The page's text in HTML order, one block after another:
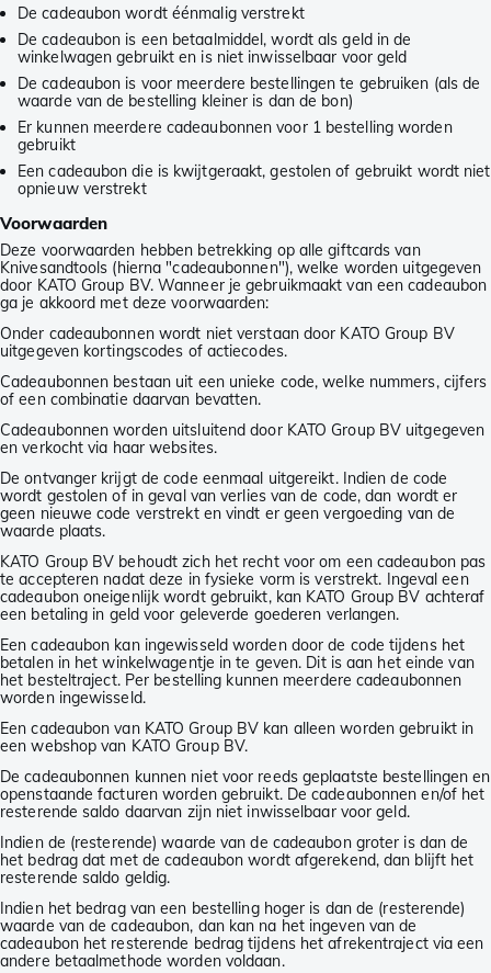
De cadeaubon wordt éénmalig verstrekt
De cadeaubon is een betaalmiddel, wordt als geld in de
winkelwagen gebruikt en is niet inwisselbaar voor geld
De cadeaubon is voor meerdere bestellingen te gebruiken (als de
waarde van de bestelling kleiner is dan de bon)
Er kunnen meerdere cadeaubonnen voor 1 bestelling worden
gebruikt
Een cadeaubon die is kwijtgeraakt, gestolen of gebruikt wordt niet
opnieuw verstrekt
Voorwaarden
Deze voorwaarden hebben betrekking op alle giftcards van
Knivesandtools (hierna "cadeaubonnen"), welke worden uitgegeven
door KATO Group BV. Wanneer je gebruikmaakt van een cadeaubon
ga je akkoord met deze voorwaarden:
Onder cadeaubonnen wordt niet verstaan door KATO Group BV
uitgegeven kortingscodes of actiecodes.
Cadeaubonnen bestaan uit een unieke code, welke nummers, cijfers
of een combinatie daarvan bevatten.
Cadeaubonnen worden uitsluitend door KATO Group BV uitgegeven
en verkocht via haar websites.
De ontvanger krijgt de code eenmaal uitgereikt. Indien de code
wordt gestolen of in geval van verlies van de code, dan wordt er
geen nieuwe code verstrekt en vindt er geen vergoeding van de
waarde plaats.
KATO Group BV behoudt zich het recht voor om een cadeaubon pas
te accepteren nadat deze in fysieke vorm is verstrekt. Ingeval een
cadeaubon oneigenlijk wordt gebruikt, kan KATO Group BV achteraf
een betaling in geld voor geleverde goederen verlangen.
Een cadeaubon kan ingewisseld worden door de code tijdens het
betalen in het winkelwagentje in te geven. Dit is aan het einde van
het besteltraject. Per bestelling kunnen meerdere cadeaubonnen
worden ingewisseld.
Een cadeaubon van KATO Group BV kan alleen worden gebruikt in
een webshop van KATO Group BV.
De cadeaubonnen kunnen niet voor reeds geplaatste bestellingen en
openstaande facturen worden gebruikt. De cadeaubonnen en/of het
resterende saldo daarvan zijn niet inwisselbaar voor geld.
Indien de (resterende) waarde van de cadeaubon groter is dan de
het bedrag dat met de cadeaubon wordt afgerekend, dan blijft het
resterende saldo geldig.
Indien het bedrag van een bestelling hoger is dan de (resterende)
waarde van de cadeaubon, dan kan na het ingeven van de
cadeaubon het resterende bedrag tijdens het afrekentraject via een
andere betaalmethode worden voldaan.